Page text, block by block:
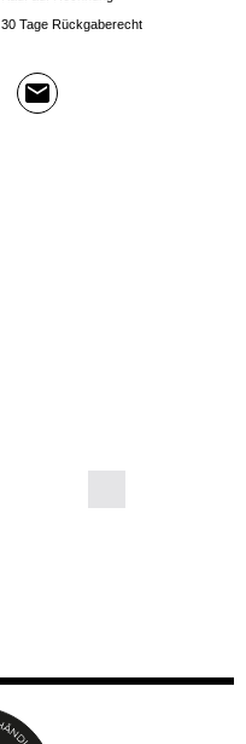
30 Tage Rückgaberecht